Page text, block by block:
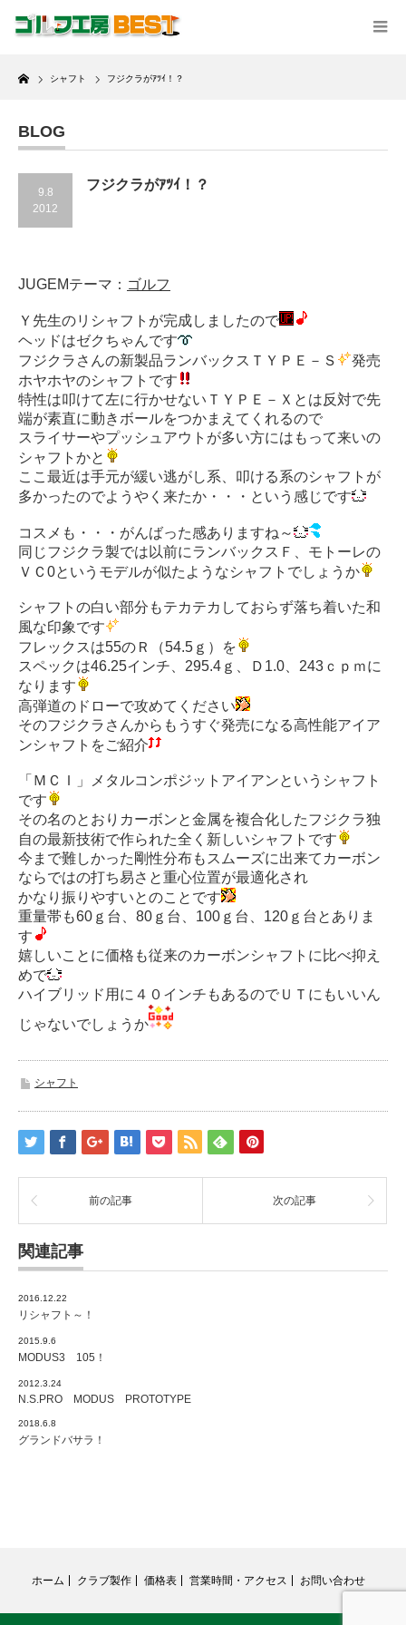
Home
シャフト フジクラがｱﾂｲ！？
BLOG
9.8
2012
フジクラがｱﾂｲ！？
JUGEMテーマ： ゴルフ
Ｙ先生のリシャフトが完成しましたので
ヘッドはゼクちゃんです
フジクラさんの新製品ランバックスＴＹＰＥ－Ｓ
発売
ホヤホヤのシャフトです
特性は叩けて左に行かせないＴＹＰＥ－Ｘとは反対で先
端が素直に動きボールをつかまえてくれるので
スライサーやプッシュアウトが多い方にはもって来いの
シャフトかと
ここ最近は手元が緩い逃がし系、叩ける系のシャフトが
多かったのでようやく来たか・・・という感じです
コスメも・・・がんばった感ありますね～
同じフジクラ製では以前にランバックスＦ、モトーレの
ＶＣ0というモデルが似たようなシャフトでしょうか
シャフトの白い部分もテカテカしておらず落ち着いた和
風な印象です
フレックスは55のＲ（54.5ｇ）を
スペックは46.25インチ、295.4ｇ、Ｄ1.0、243ｃｐｍに
なります
高弾道のドローで攻めてください
そのフジクラさんからもうすぐ発売になる高性能アイア
ンシャフトをご紹介
「ＭＣＩ」メタルコンポジットアイアンというシャフト
です
その名のとおりカーボンと金属を複合化したフジクラ独
自の最新技術で作られた全く新しいシャフトです
今まで難しかった剛性分布もスムーズに出来てカーボン
ならではの打ち易さと重心位置が最適化され
かなり振りやすいとのことです
重量帯も60ｇ台、80ｇ台、100ｇ台、120ｇ台とありま
す
嬉しいことに価格も従来のカーボンシャフトに比べ抑え
めで
ハイブリッド用に４０インチもあるのでＵＴにもいいん
じゃないでしょうか
シャフト
前の記事 次の記事
関連記事
2016.12.22
リシャフト～！
2015.9.6
MODUS3 105！
2012.3.24
N.S.PRO MODUS PROTOTYPE
2018.6.8
グランドバサラ！
ホーム クラブ製作 価格表 営業時間・アクセス お問い合わせ